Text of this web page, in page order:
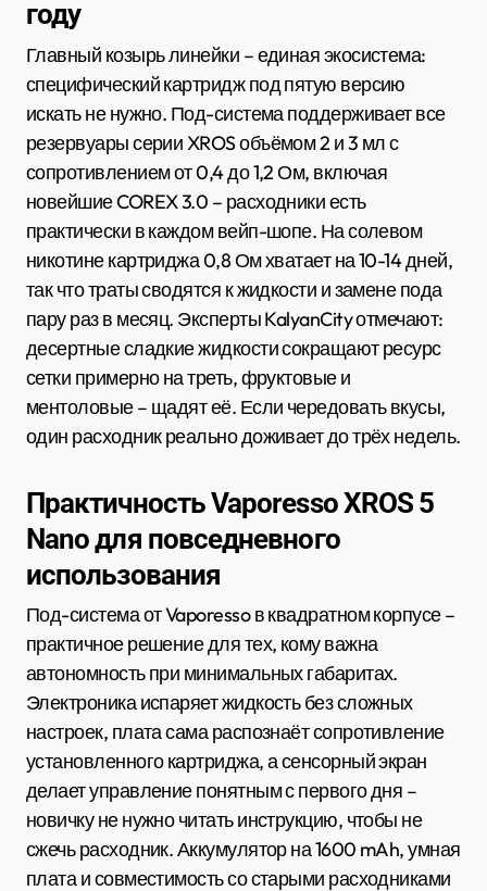
году
Главный козырь линейки – единая экосистема:
специфический картридж под пятую версию
искать не нужно. Под-система поддерживает все
резервуары серии XROS объёмом 2 и 3 мл с
сопротивлением от 0,4 до 1,2 Ом, включая
новейшие COREX 3.0 – расходники есть
практически в каждом вейп-шопе. На солевом
никотине картриджа 0,8 Ом хватает на 10-14 дней,
так что траты сводятся к жидкости и замене пода
пару раз в месяц. Эксперты KalyanCity отмечают:
десертные сладкие жидкости сокращают ресурс
сетки примерно на треть, фруктовые и
ментоловые – щадят её. Если чередовать вкусы,
один расходник реально доживает до трёх недель.
Практичность Vaporesso XROS 5
Nano для повседневного
использования
Под-система от Vaporessoв квадратном корпусе –
практичное решение для тех, кому важна
автономность при минимальных габаритах.
Электроника испаряет жидкость без сложных
настроек, плата сама распознаёт сопротивление
установленного картриджа, а сенсорный экран
делает управление понятным с первого дня –
новичку не нужно читать инструкцию, чтобы не
сжечь расходник. Аккумулятор на 1600 mAh, умная
плата и совместимость со старыми расходниками